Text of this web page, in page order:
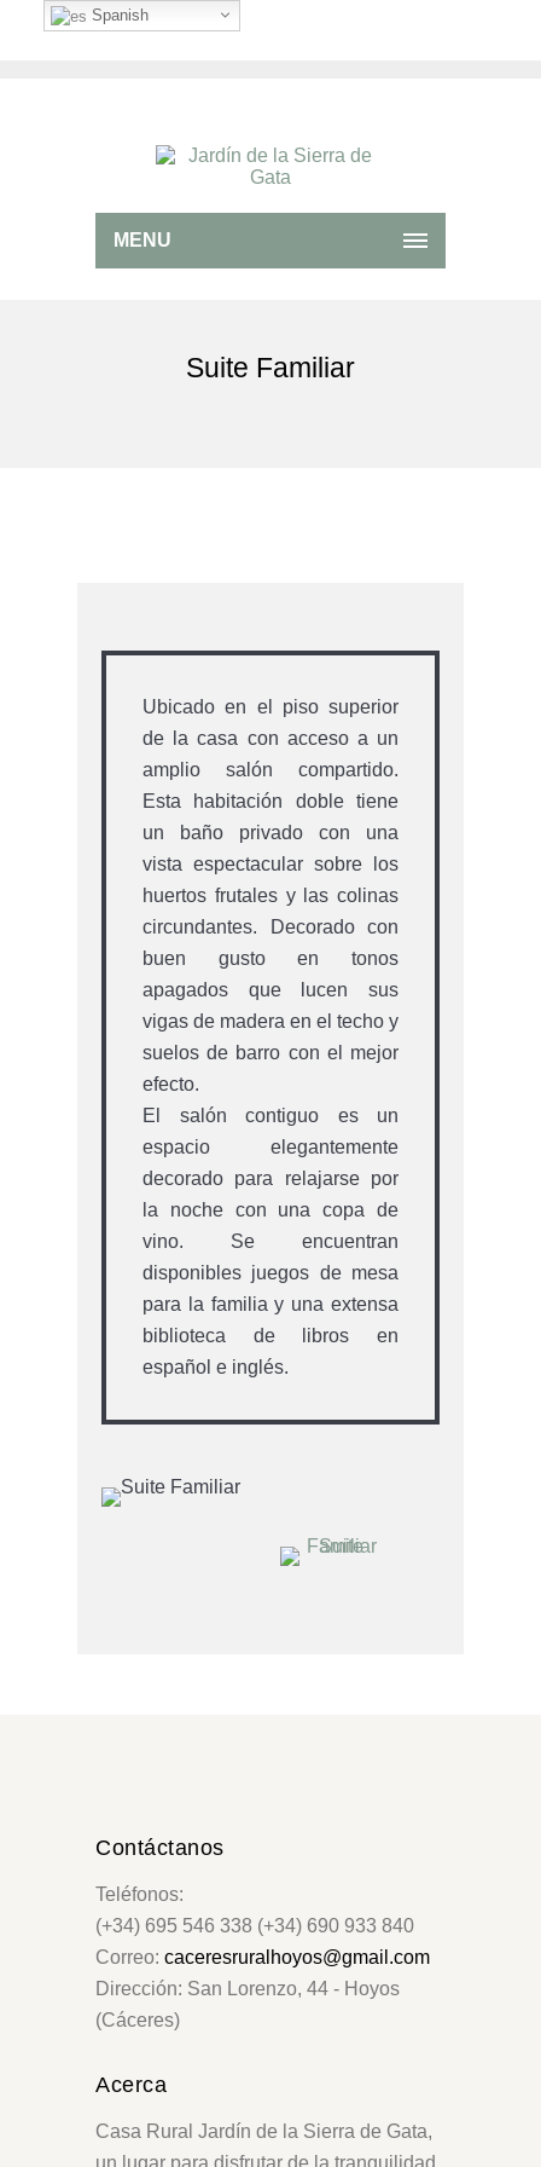
MENU
Suite Familiar
Ubicado en el piso superior
de la casa con acceso a un
amplio salón compartido.
Esta habitación doble tiene
un baño privado con una
vista espectacular sobre los
huertos frutales y las colinas
circundantes. Decorado con
buen gusto en tonos
apagados que lucen sus
vigas de madera en el techo y
suelos de barro con el mejor
efecto.
El salón contiguo es un
espacio elegantemente
decorado para relajarse por
la noche con una copa de
vino. Se encuentran
disponibles juegos de mesa
para la familia y una extensa
biblioteca de libros en
español e inglés.
Contáctanos
Teléfonos:
(+34) 695 546 338 (+34) 690 933 840
Correo: caceresruralhoyos@gmail.com
Dirección: San Lorenzo, 44 - Hoyos
(Cáceres)
Acerca
Casa Rural Jardín de la Sierra de Gata,
un lugar para disfrutar de la tranquilidad
Spanish